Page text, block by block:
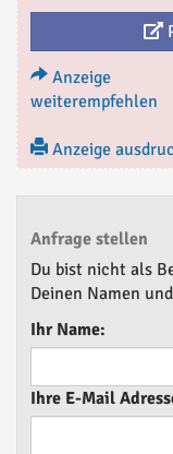
Anzeige
weiterempfehlen
Anzeige
Anfrage stellen
Du bist nicht als
Deinen Namen
Ihr Name:
Ihre E-Mail